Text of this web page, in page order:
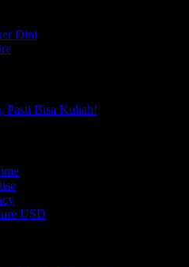
Dini
Pasti Bisa Kuliah!
USD